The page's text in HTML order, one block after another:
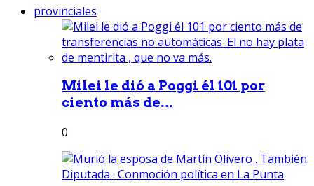
provinciales
Milei le dió a Poggi él 101 por
ciento más de...
0